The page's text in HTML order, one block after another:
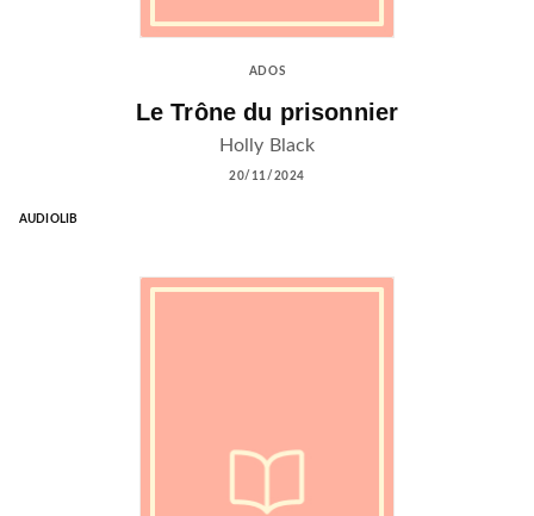
ADOS
Le Trône du prisonnier
Holly Black
20/11/2024
AUDIOLIB